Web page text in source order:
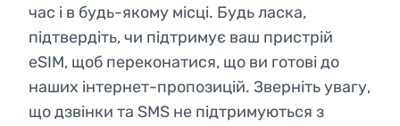
час і в будь-якому місці. Будь ласка,
підтвердіть, чи підтримує ваш пристрій
eSIM, щоб переконатися, що ви готові до
наших інтернет-пропозицій. Зверніть увагу,
що дзвінки та SMS не підтримуються з